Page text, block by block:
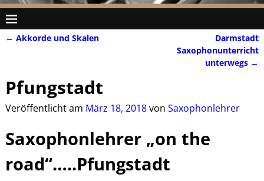
← Akkorde und Skalen
Darmstadt
Saxophonunterricht
unterwegs →
Pfungstadt
Veröffentlicht am März 18, 2018von Saxophonlehrer
Saxophonlehrer „on the
road“…..Pfungstadt